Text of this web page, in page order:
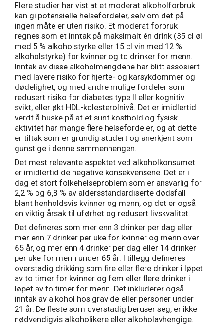
Flere studier har vist at et moderat alkoholforbruk
kan gi potensielle helsefordeler, selv om det på
ingen måte er uten risiko. Et moderat forbruk
regnes som et inntak på maksimalt én drink (35 cl øl
med 5 % alkoholstyrke eller 15 cl vin med 12 %
alkoholstyrke) for kvinner og to drinker for menn.
Inntak av disse alkoholmengdene har blitt assosiert
med lavere risiko for hjerte- og karsykdommer og
dødelighet, og med andre mulige fordeler som
redusert risiko for diabetes type II eller kognitiv
svikt, eller økt HDL-kolesterolnivå. Det er imidlertid
verdt å huske på at et sunt kosthold og fysisk
aktivitet har mange flere helsefordeler, og at dette
er tiltak som er grundig studert og anerkjent som
gunstige i denne sammenhengen.
Det mest relevante aspektet ved alkoholkonsumet
er imidlertid de negative konsekvensene. Det er i
dag et stort folkehelseproblem som er ansvarlig for
2,2 % og 6,8 % av aldersstandardiserte dødsfall
blant henholdsvis kvinner og menn, og det er også
en viktig årsak til uførhet og redusert livskvalitet.
Det defineres som mer enn 3 drinker per dag eller
mer enn 7 drinker per uke for kvinner og menn over
65 år, og mer enn 4 drinker per dag eller 14 drinker
per uke for menn under 65 år. I tillegg defineres
overstadig drikking som fire eller flere drinker i løpet
av to timer for kvinner og fem eller flere drinker i
løpet av to timer for menn. Det inkluderer også
inntak av alkohol hos gravide eller personer under
21 år. De fleste som overstadig beruser seg, er ikke
nødvendigvis alkoholikere eller alkoholavhengige.